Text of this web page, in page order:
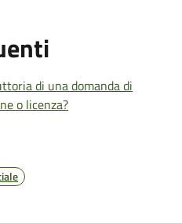
di una domanda di
o licenza?